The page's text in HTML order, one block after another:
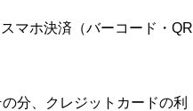
マホ決済（バーコード・QR
分、クレジットカードの利